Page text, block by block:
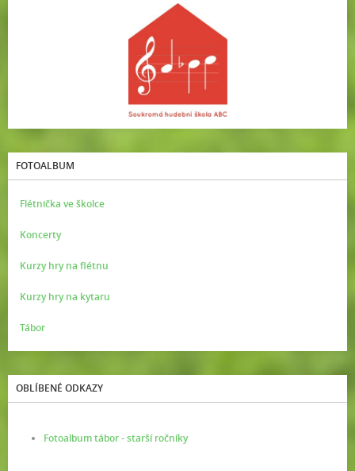
FOTOALBUM
Flétnička ve školce
Koncerty
Kurzy hry na flétnu
Kurzy hry na kytaru
Tábor
OBLÍBENÉ ODKAZY
Fotoalbum tábor - starší ročníky